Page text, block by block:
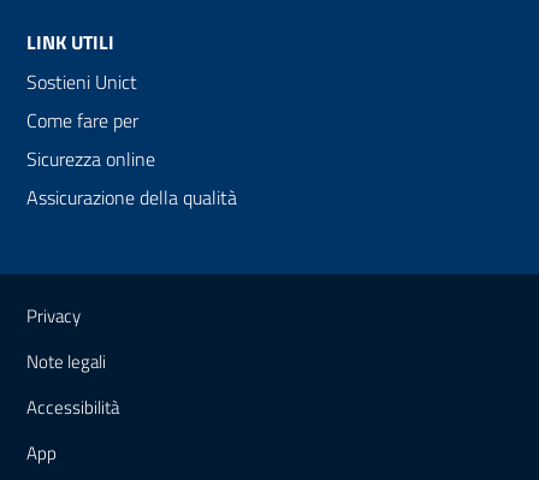
LINK UTILI
Sostieni Unict
Come fare per
Sicurezza online
Assicurazione della qualità
Link e informazioni utili
Privacy
Note legali
Accessibilità
App